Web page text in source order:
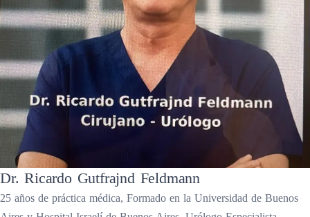
Dr. Ricardo Gutfrajnd Feldmann
25 años de práctica médica, Formado en la Universidad de Buenos